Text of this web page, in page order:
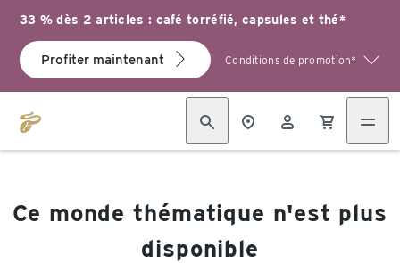
33 % dès 2 articles : café torréfié, capsules et thé*
Profiter maintenant Conditions de promotion*
Ce monde thématique n'est plus
disponible